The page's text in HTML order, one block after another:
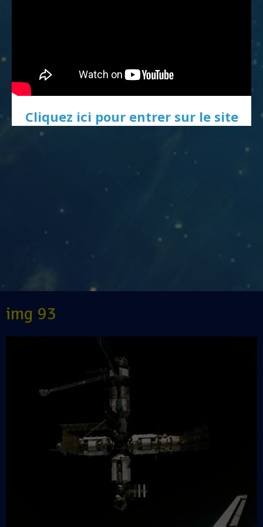
img 93
Cliquez ici pour entrer sur le site